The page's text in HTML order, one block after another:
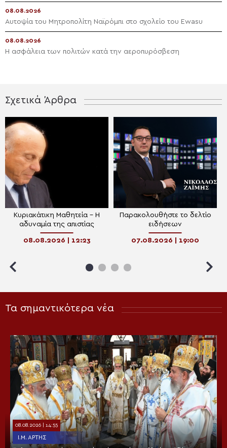
08.08.2026
Αυτοψία του Μητροπολίτη Ναϊρόμπι στο σχολείο του Ewasu
08.08.2026
Η ασφάλεια των πολιτών κατά την αεροπυρόσβεση
Σχετικά Άρθρα
Κυριακάτικη Μαθητεία – Η
αδυναμία της απιστίας
08.08.2026 | 12:23
Παρακολουθήστε το δελτίο
ειδήσεων
07.08.2026 | 19:00
Τα σημαντικότερα νέα
08.08.2026 | 14:55
Ι.Μ. ΆΡΤΗΣ